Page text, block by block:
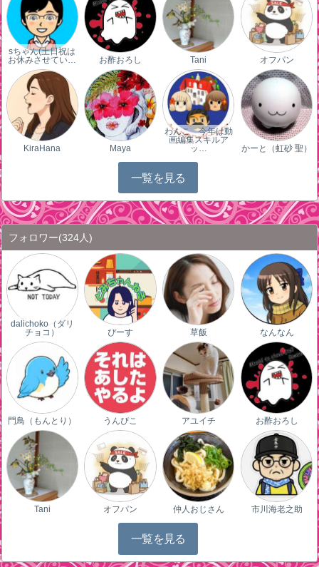
sちゃん(土日祝は
お休みさせてい…
お酢おろし Tani オフパン
KiraHana Maya
わんこ 今年は動
画編集スキルア
ッ…
かーと（虹砂 聖）
一覧を見る
フォロワー(324人)
dalichoko（ダリ
チョコ）
ぴーす 草飯 なんなん
門鳥（もんとり） うんぴこ アユイチ お酢おろし
Tani オフパン 仲人おじさん 市川海老之助
一覧を見る